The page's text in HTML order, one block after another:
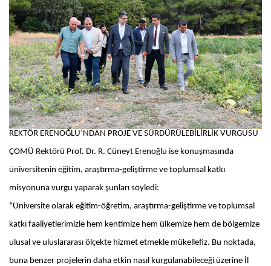
REKTÖR ERENOĞLU’NDAN PROJE VE SÜRDÜRÜLEBİLİRLİK VURGUSU
ÇOMÜ Rektörü Prof. Dr. R. Cüneyt Erenoğlu ise konuşmasında
üniversitenin eğitim, araştırma-geliştirme ve toplumsal katkı
misyonuna vurgu yaparak şunları söyledi:
“Üniversite olarak eğitim-öğretim, araştırma-geliştirme ve toplumsal
katkı faaliyetlerimizle hem kentimize hem ülkemize hem de bölgemize
ulusal ve uluslararası ölçekte hizmet etmekle mükellefiz. Bu noktada,
buna benzer projelerin daha etkin nasıl kurgulanabileceği üzerine İl